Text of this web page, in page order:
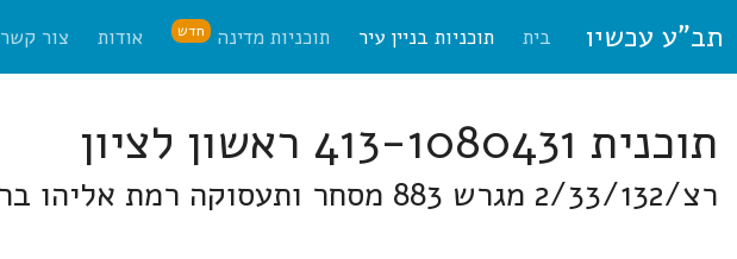
תב"ע עכשיו בית תוכניות בניין עיר תוכניות מדינה חדש אודות צור קשר
תוכנית 413-1080431 ראשון לציון
רצ/2/33/132 מגרש 883 מסחר ותעסוקה רמת אליהו ברחוב בן צבי 29, מגרש בצמוד לסופר יוחננוף